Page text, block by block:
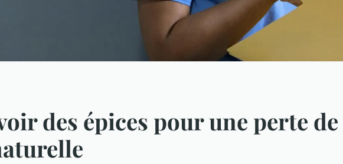
des épices pour une perte de